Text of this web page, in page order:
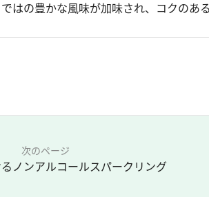
はの豊かな風味が加味され、コクのあ
次のページ
ノンアルコールスパークリング